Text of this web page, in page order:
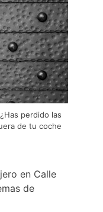
perdido las
de tu coche
en Calle
de